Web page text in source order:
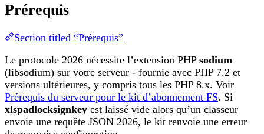
Prérequis
Section titled “Prérequis”
Le protocole 2026 nécessite l’extension PHP sodium
(libsodium) sur votre serveur - fournie avec PHP 7.2 et
versions ultérieures, y compris tous les PHP 8.x. Voir
Prérequis du serveur pour le kit d’abonnement FS. Si
xlspadlocksignkey est laissé vide alors qu’un classeur
envoie une requête JSON 2026, le kit renvoie une erreur